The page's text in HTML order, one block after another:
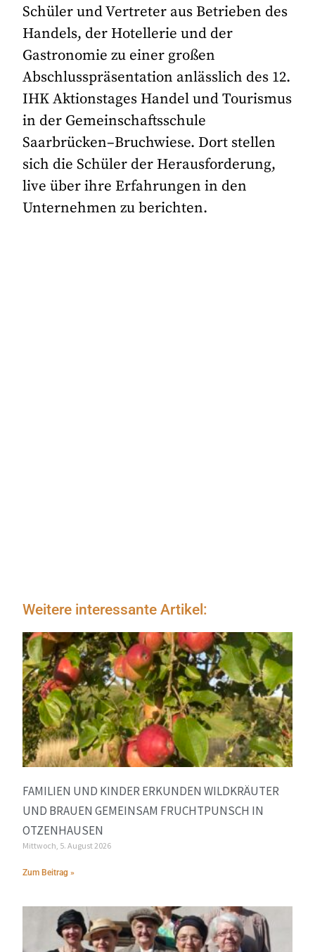
Schüler und Vertreter aus Betrieben des
Handels, der Hotellerie und der
Gastronomie zu einer großen
Abschlusspräsentation anlässlich des 12.
IHK Aktionstages Handel und Tourismus
in der Gemeinschaftsschule
Saarbrücken–Bruchwiese. Dort stellen
sich die Schüler der Herausforderung,
live über ihre Erfahrungen in den
Unternehmen zu berichten.
Weitere interessante Artikel:
FAMILIEN UND KINDER ERKUNDEN WILDKRÄUTER
UND BRAUEN GEMEINSAM FRUCHTPUNSCH IN
OTZENHAUSEN
Mittwoch, 5. August 2026
Zum Beitrag »